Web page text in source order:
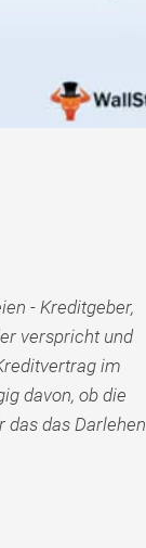
- Kreditgeber,
verspricht und
im
davon, ob die
das das Darlehen